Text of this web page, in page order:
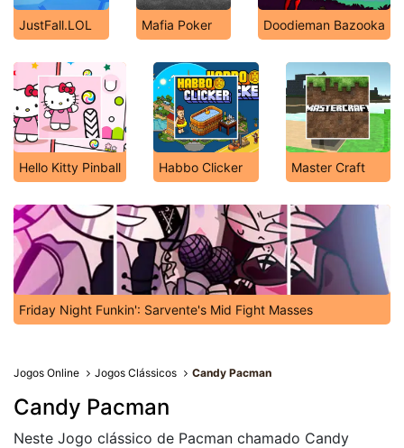
JustFall.LOL Mafia Poker Doodieman Bazooka
Hello Kitty Pinball Habbo Clicker Master Craft
Friday Night Funkin': Sarvente's Mid Fight Masses
Jogos Online Jogos Clássicos Candy Pacman
Candy Pacman
Neste Jogo clássico de Pacman chamado Candy